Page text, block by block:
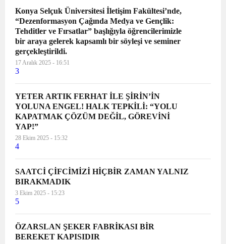
Konya Selçuk Üniversitesi İletişim Fakültesi’nde,
“Dezenformasyon Çağında Medya ve Gençlik:
Tehditler ve Fırsatlar” başlığıyla öğrencilerimizle
bir araya gelerek kapsamlı bir söyleşi ve seminer
gerçekleştirildi.
17 Aralık 2025 - 16:51
3
YETER ARTIK FERHAT İLE ŞİRİN’İN
YOLUNA ENGEL! HALK TEPKİLİ: “YOLU
KAPATMAK ÇÖZÜM DEĞİL, GÖREVİNİ
YAP!”
28 Ekim 2025 - 15:32
4
SAATCİ ÇİFCİMİZİ HİÇBİR ZAMAN YALNIZ
BIRAKMADIK
3 Ekim 2025 - 15:23
5
ÖZARSLAN ŞEKER FABRİKASI BİR
BEREKET KAPISIDIR